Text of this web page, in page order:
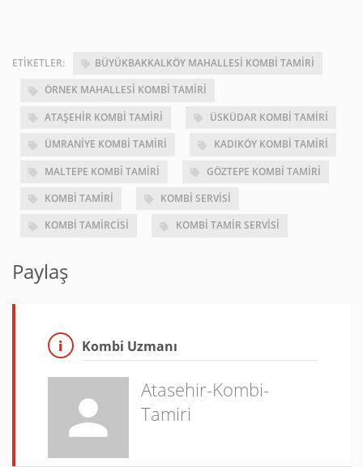
ETIKETLER: BÜYÜKBAKKALKÖY MAHALLESI KOMBI TAMIRI
ÖRNEK MAHALLESI KOMBI TAMIRI
ATAŞEHIR KOMBI TAMIRI ÜSKÜDAR KOMBI TAMIRI
ÜMRANIYE KOMBI TAMIRI KADIKÖY KOMBI TAMIRI
MALTEPE KOMBI TAMIRI GÖZTEPE KOMBI TAMIRI
KOMBI TAMIRI KOMBI SERVISI
KOMBI TAMIRCISI KOMBI TAMIR SERVISI
Paylaş
Kombi Uzmanı
Atasehir-Kombi-
Tamiri